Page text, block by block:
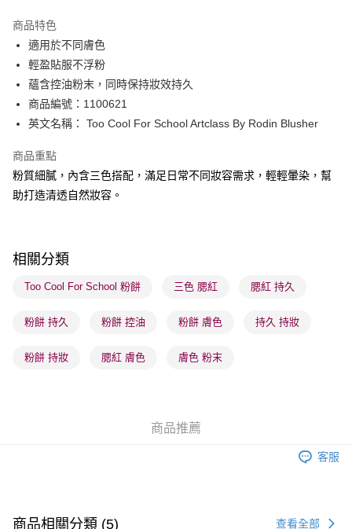
PayMe
WeChat Pay
BoC Pay
順豐自助櫃 - 確認發貨後1-3個工作天送達
每筆HK$65.00，滿HK$300.00或以上免運費
確認發貨後1-3 工作天送達，訂單將隨機分配至SF順豐速運或京東
物流公司進行物流配送
取。逾期會取消訂單，並不會安排重寄
取。逾期會取消訂單，並不會安排重寄
商品特色
適用於不同膚色
輕盈貼服不浮粉
蘊含控油粉末，同時保持妝效持久
商品編號：1100621
英文名稱： Too Cool For School Artclass By Rodin Blusher
商品重點
粉質細膩，內含三色搭配，滿足日常不同妝容需求，輕輕暈染，幫
助打造清透自然妝容。
相關分類
Too Cool For School 粉餅 三色 腮紅 腮紅 持久
粉餅 持久 粉餅 控油 粉餅 膚色 持久 持妝
粉餅 持妝 腮紅 膚色 膚色 粉末
商品推薦
客服
商品相關分類 (5) 查看全部